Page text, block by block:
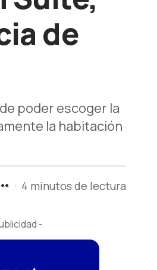
de
poder escoger la
la habitación
4 minutos de lectura
-